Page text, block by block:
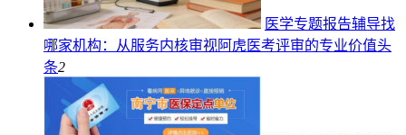
医学专题报告辅导找
哪家机构：从服务内核审视阿虎医考评审的专业价值头
条2